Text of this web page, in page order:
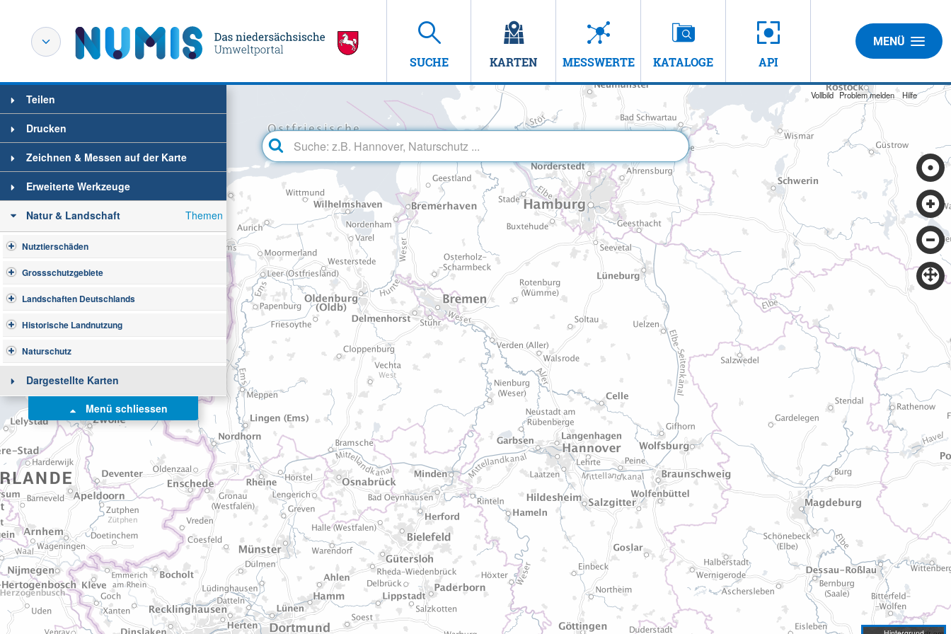
SUCHE KARTEN MESSWERTE KATALOGE API
MENÜ